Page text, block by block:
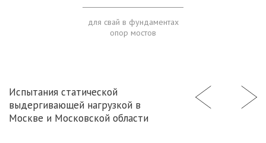
для свай в фундаментах
опор мостов
Испытания статической
выдергивающей нагрузкой в
Москве и Московской области